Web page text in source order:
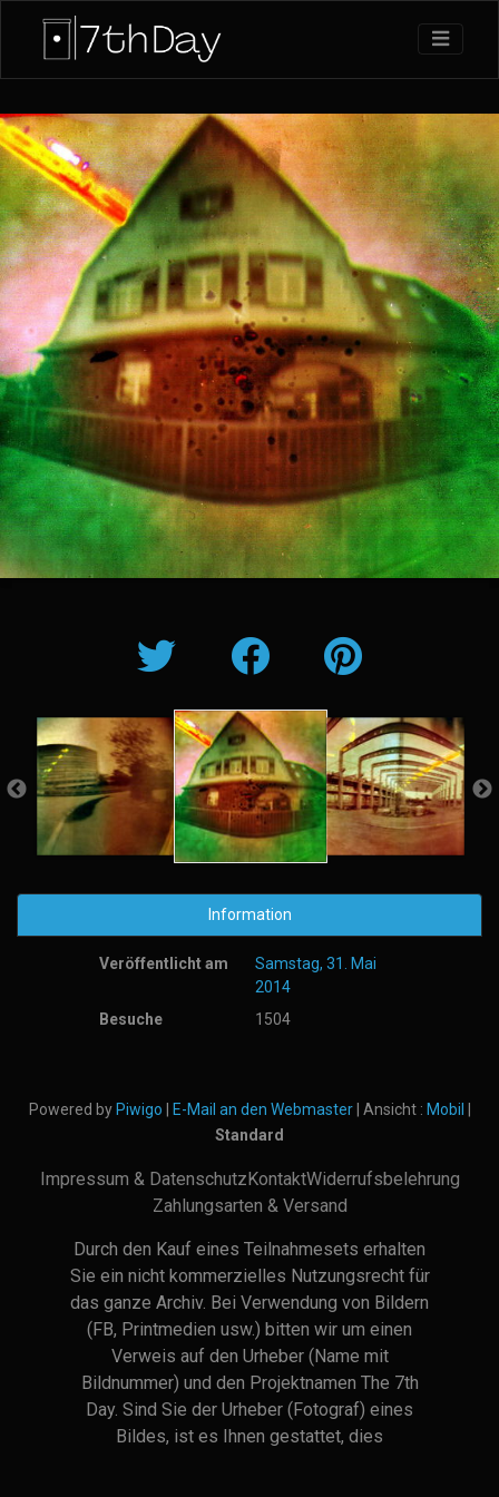
Information
Veröffentlicht am
Samstag, 31. Mai
2014
Besuche
1504
Powered by Piwigo E-Mail an den Webmaster| Ansicht : Mobil
Standard
Impressum & DatenschutzKontaktWiderrufsbelehrung
Zahlungsarten & Versand
Durch den Kauf eines Teilnahmesets erhalten
Sie ein nicht kommerzielles Nutzungsrecht für
das ganze Archiv. Bei Verwendung von Bildern
(FB, Printmedien usw.) bitten wir um einen
Verweis auf den Urheber (Name mit
Bildnummer) und den Projektnamen The 7th
Day. Sind Sie der Urheber (Fotograf) eines
Bildes, ist es Ihnen gestattet, dies